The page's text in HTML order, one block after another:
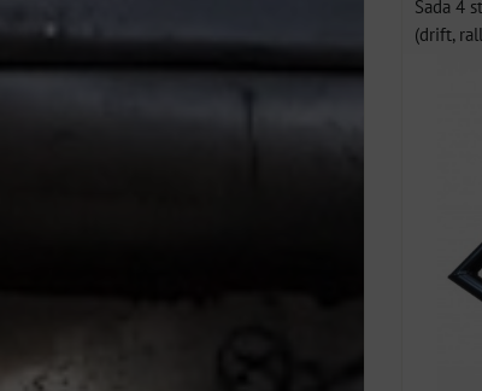
Sada 4
(drift,